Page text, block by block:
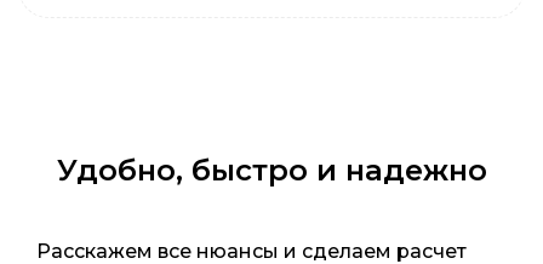
Удобно, быстро и надежно
Расскажем все нюансы и сделаем расчет